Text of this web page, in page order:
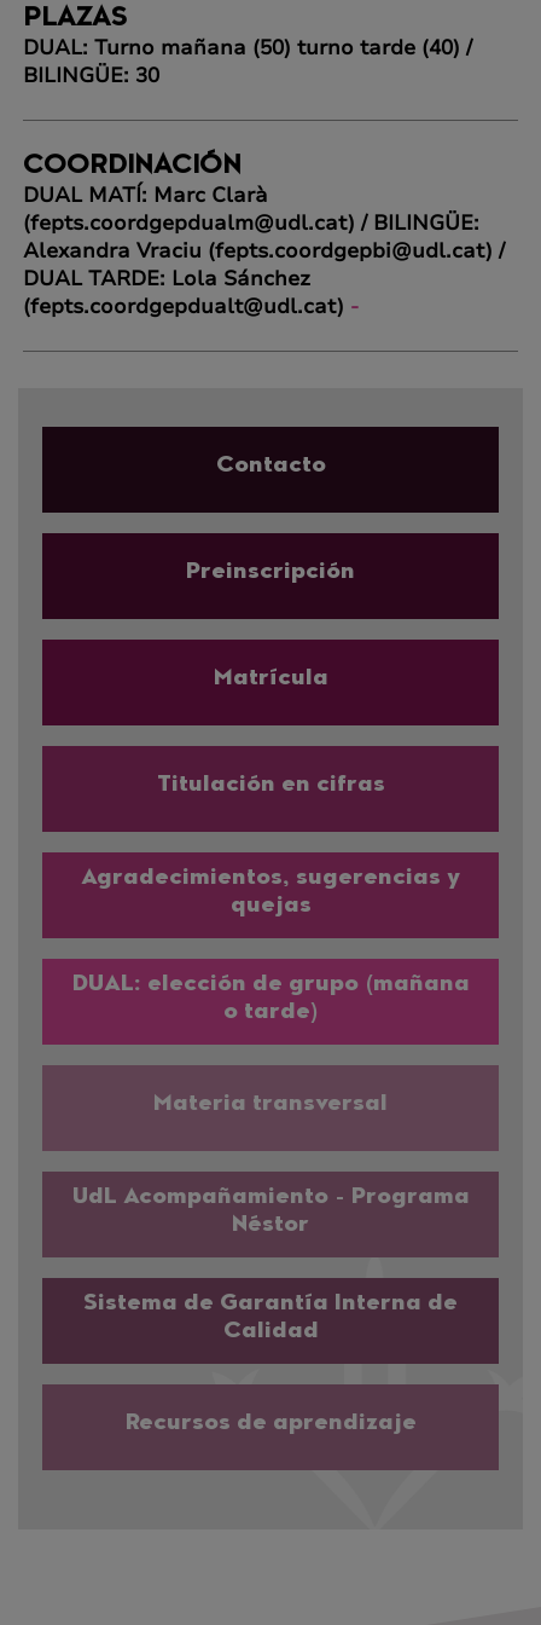
PLAZAS
DUAL: Turno mañana (50) turno tarde (40) /
BILINGÜE: 30
COORDINACIÓN
DUAL MATÍ: Marc Clarà
(fepts.coordgepdualm@udl.cat) / BILINGÜE:
Alexandra Vraciu (fepts.coordgepbi@udl.cat) /
DUAL TARDE: Lola Sánchez
(fepts.coordgepdualt@udl.cat) -
Contacto
Preinscripción
Matrícula
Titulación en cifras
Agradecimientos, sugerencias y
quejas
DUAL: elección de grupo (mañana
o tarde)
Materia transversal
UdL Acompañamiento - Programa
Néstor
Sistema de Garantía Interna de
Calidad
Recursos de aprendizaje